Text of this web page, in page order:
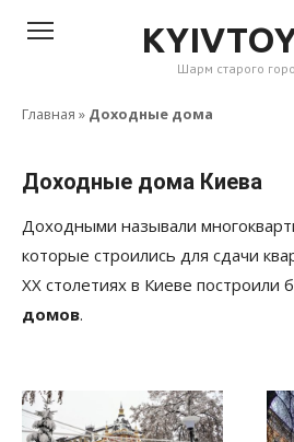
Шарм старого
Главная » Доходные дома
Доходные дома Киева
Доходными называли
которые строились для сдачи
XX столетиях в Киеве построили
домов.